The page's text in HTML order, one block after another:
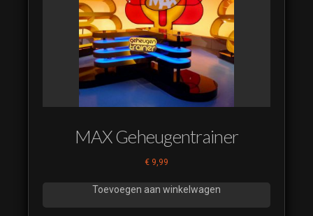
MAX Geheugentrainer
€ 9,99
Toevoegen aan winkelwagen